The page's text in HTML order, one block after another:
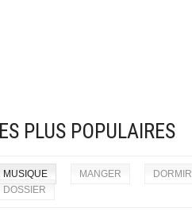
PLUS POPULAIRES
MUSIQUE MANGER
DORMIR
DOSSIER